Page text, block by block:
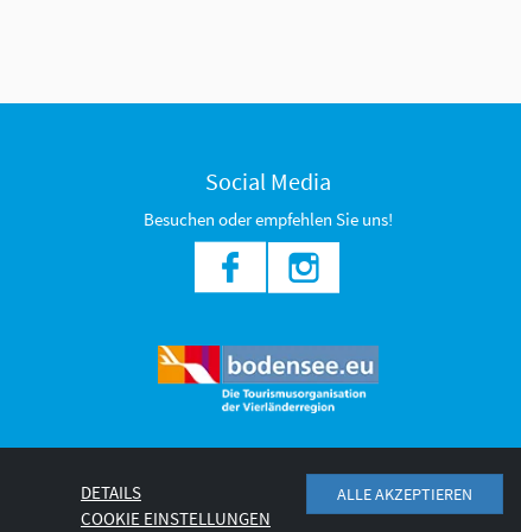
Social Media
Besuchen oder empfehlen Sie uns!
DETAILS
COOKIE EINSTELLUNGEN
ALLE AKZEPTIEREN